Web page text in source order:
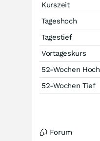
Kurszeit
Tageshoch
Tagestief
Vortageskurs
52-Wochen Hoch
52-Wochen Tief
Forum